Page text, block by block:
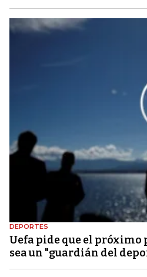
DEPORTES
Uefa pide que el próximo
sea un "guardián del